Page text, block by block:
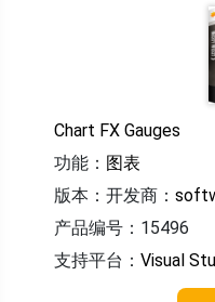
Chart FX Gauges
功能： 图表
版本： 开发商：
产品编号：15496
支持平台： Visual